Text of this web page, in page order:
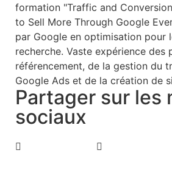
formation "Traffic and
to Sell More Through Google
par Google en optimisation pour
recherche. Vaste expérience des
référencement, de la gestion du
Google Ads et de la création de
Partager sur les
sociaux